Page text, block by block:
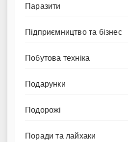
Паразити
Підприємництво та бізнес
Побутова техніка
Подарунки
Подорожі
Поради та лайхаки